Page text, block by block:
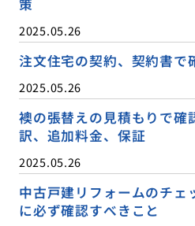
策
2025.05.26
注文住宅の契約、契約書で
2025.05.26
襖の張替えの見積もりで確
訳、追加料金、保証
2025.05.26
中古戸建リフォームのチェ
に必ず確認すべきこと